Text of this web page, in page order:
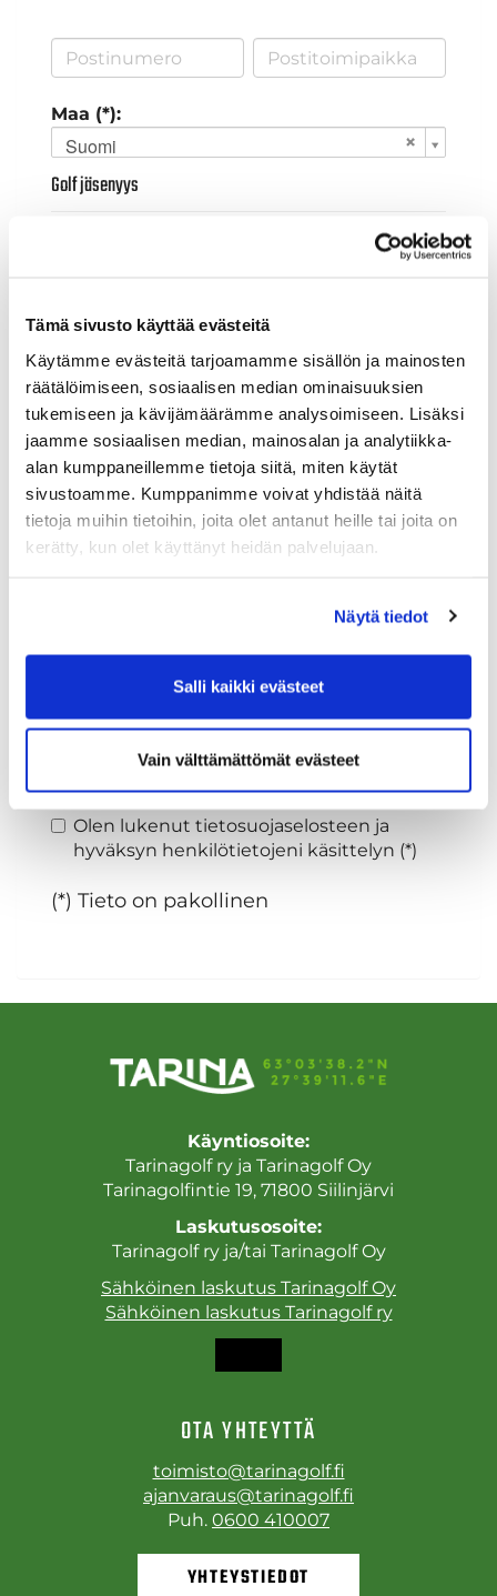
Tämä sivusto käyttää evästeitä
Käytämme evästeitä tarjoamamme sisällön ja mainosten
räätälöimiseen, sosiaalisen median ominaisuuksien
tukemiseen ja kävijämäärämme analysoimiseen. Lisäksi
jaamme sosiaalisen median, mainosalan ja analytiikka-
alan kumppaneillemme tietoja siitä, miten käytät
sivustoamme. Kumppanimme voivat yhdistää näitä
tietoja muihin tietoihin, joita olet antanut heille tai joita on
kerätty, kun olet käyttänyt heidän palvelujaan.
Näytä tiedot
Salli kaikki evästeet
Vain välttämättömät evästeet
Maa (*):
Suomi
Golf jäsenyys
Lisätiedot
Syntymäaika: (*)
Rekisteröidy
Haluan tilata Tarina Golf uutiskirjeen
Olen lukenut tietosuojaselosteen ja
hyväksyn henkilötietojeni käsittelyn (*)
(*) Tieto on pakollinen
Käyntiosoite:
Tarinagolf ry ja Tarinagolf Oy
Tarinagolfintie 19, 71800 Siilinjärvi
Laskutusosoite:
Tarinagolf ry ja/tai Tarinagolf Oy
Sähköinen laskutus Tarinagolf Oy
Sähköinen laskutus Tarinagolf ry
OTA YHTEYTTÄ
toimisto@tarinagolf.fi
ajanvaraus@tarinagolf.fi
Puh. 0600 410007
YHTEYSTIEDOT